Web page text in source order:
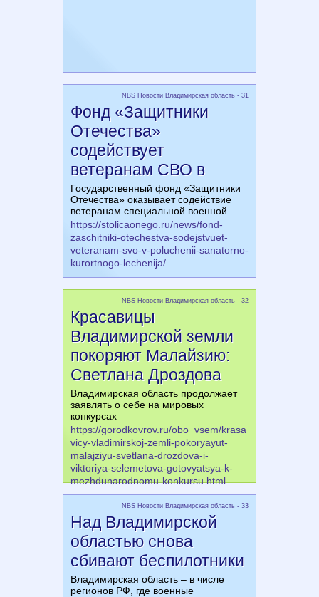
NBS Новости Владимирская область - 31
Фонд «Защитники
Отечества»
содействует
ветеранам СВО в
Государственный фонд «Защитники
Отечества» оказывает содействие
ветеранам специальной военной
https://stolicaonego.ru/news/fond-
zaschitniki-otechestva-sodejstvuet-
veteranam-svo-v-poluchenii-sanatorno-
kurortnogo-lechenija/
NBS Новости Владимирская область - 32
Красавицы
Владимирской земли
покоряют Малайзию:
Светлана Дроздова
Владимирская область продолжает
заявлять о себе на мировых
конкурсах
https://gorodkovrov.ru/obo_vsem/krasa
vicy-vladimirskoj-zemli-pokoryayut-
malajziyu-svetlana-drozdova-i-
viktoriya-selemetova-gotovyatsya-k-
mezhdunarodnomu-konkursu.html
NBS Новости Владимирская область - 33
Над Владимирской
областью снова
сбивают беспилотники
Владимирская область – в числе
регионов РФ, где военные